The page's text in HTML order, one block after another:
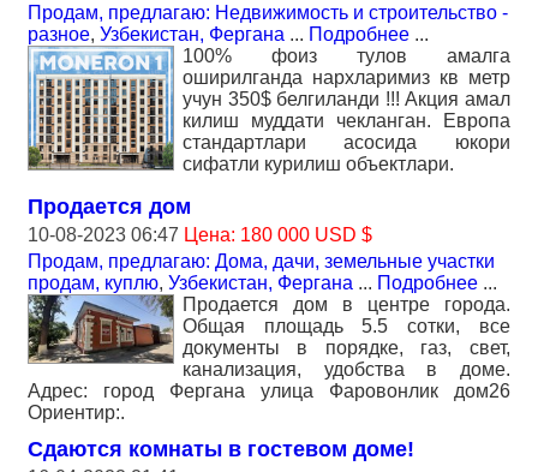
Продам, предлагаю: Недвижимость и строительство -
разное, Узбекистан, Фергана ... Подробнее ...
100% фоиз тулов амалга
оширилганда нархларимиз кв метр
учун 350$ белгиланди !!! Акция амал
килиш муддати чекланган. Европа
стандартлари асосида юкори
сифатли курилиш объектлари.
Продается дом
10-08-2023 06:47 Цена: 180 000 USD $
Продам, предлагаю: Дома, дачи, земельные участки
продам, куплю, Узбекистан, Фергана ... Подробнее ...
Продается дом в центре города.
Общая площадь 5.5 сотки, все
документы в порядке, газ, свет,
канализация, удобства в доме.
Адрес: город Фергана улица Фаровонлик дом26
Ориентир:.
Сдаются комнаты в гостевом доме!